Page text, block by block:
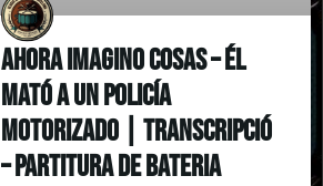
Ahora Imagino Cosas – Él
Mató a un Policía
Motorizado | Transcripció
– Partitura de Bateria